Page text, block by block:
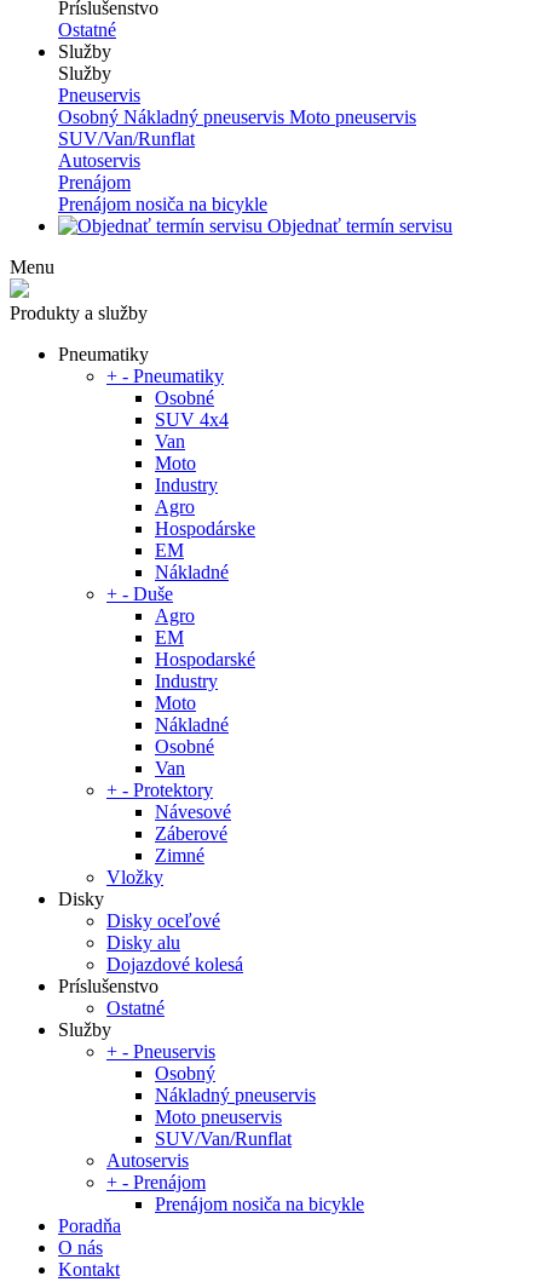
Príslušenstvo
Ostatné
Služby
Služby
Pneuservis
Osobný Nákladný pneuservis Moto pneuservis
SUV/Van/Runflat
Autoservis
Prenájom
Prenájom nosiča na bicykle
Objednať termín servisu
Menu
Produkty a služby
Pneumatiky
+ - Pneumatiky
Osobné
SUV 4x4
Van
Moto
Industry
Agro
Hospodárske
EM
Nákladné
+ - Duše
Agro
EM
Hospodarské
Industry
Moto
Nákladné
Osobné
Van
+ - Protektory
Návesové
Záberové
Zimné
Vložky
Disky
Disky oceľové
Disky alu
Dojazdové kolesá
Príslušenstvo
Ostatné
Služby
+ - Pneuservis
Osobný
Nákladný pneuservis
Moto pneuservis
SUV/Van/Runflat
Autoservis
+ - Prenájom
Prenájom nosiča na bicykle
Poradňa
O nás
Kontakt